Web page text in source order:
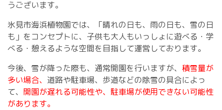
うございます。
氷見市海浜植物園では、「晴れの日も、雨の日も、雪の日
も」をコンセプトに、 子供も大人もいっしょに遊べる・学
べる・憩えるような空間を目指して運営しております。
今後、雪が降った際も、通常開園を行いますが、 積雪量が
多い場合、 道路や駐車場、歩道などの除雪の具合によっ
て、 開園が遅れる可能性や、駐車場が使用できない可能性
があります。